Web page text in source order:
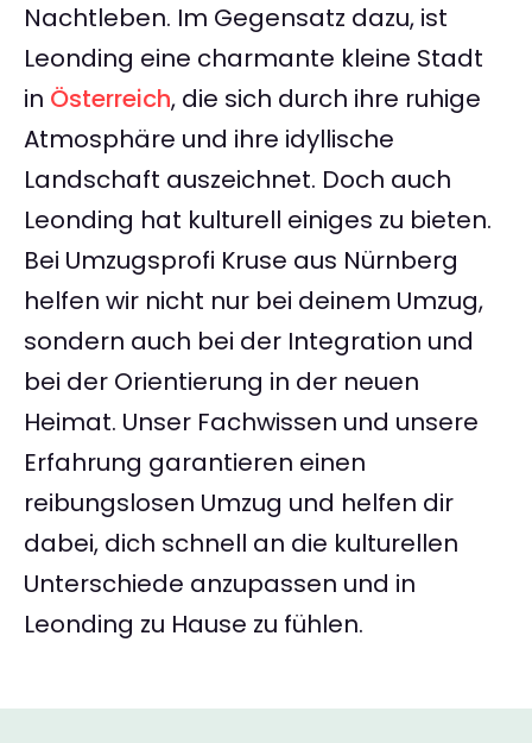
Nachtleben. Im Gegensatz dazu, ist
Leonding eine charmante kleine Stadt
in Österreich, die sich durch ihre ruhige
Atmosphäre und ihre idyllische
Landschaft auszeichnet. Doch auch
Leonding hat kulturell einiges zu bieten.
Bei Umzugsprofi Kruse aus Nürnberg
helfen wir nicht nur bei deinem Umzug,
sondern auch bei der Integration und
bei der Orientierung in der neuen
Heimat. Unser Fachwissen und unsere
Erfahrung garantieren einen
reibungslosen Umzug und helfen dir
dabei, dich schnell an die kulturellen
Unterschiede anzupassen und in
Leonding zu Hause zu fühlen.